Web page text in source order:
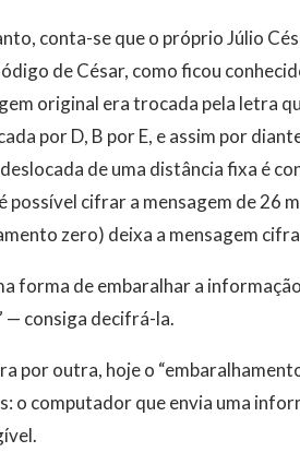
conta-se que o próprio Júlio
de César, como ficou
original era trocada pela letra
por D, B por E, e assim por
de uma distância fixa é
possível cifrar a mensagem de 26
zero) deixa a mensagem
forma de embaralhar a
— consiga decifrá-la.
por outra, hoje o
o computador que envia uma